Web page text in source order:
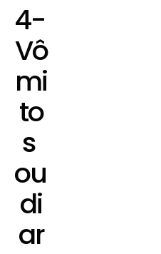
4-
Vô
mi
to
s
ou
di
ar